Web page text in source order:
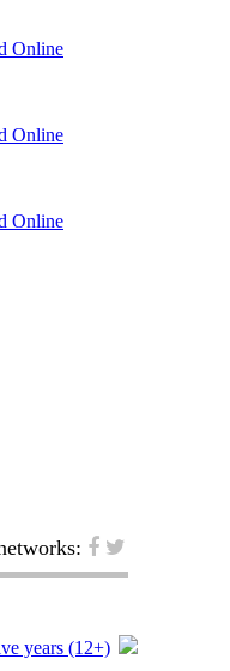
Online
Online
Online